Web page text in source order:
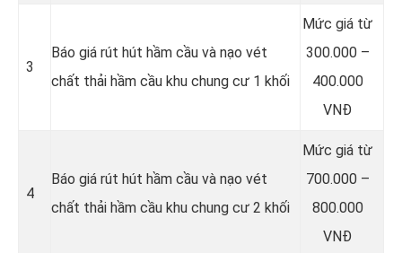
3
Báo giá rút hút hầm cầu và nạo vét
chất thải hầm cầu khu chung cư 1 khối
Mức giá từ
300.000 –
400.000
VNĐ
4
Báo giá rút hút hầm cầu và nạo vét
chất thải hầm cầu khu chung cư 2 khối
Mức giá từ
700.000 –
800.000
VNĐ